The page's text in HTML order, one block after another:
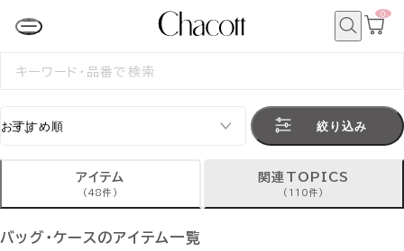
カ
0
検
絞り込み
アイテム
(48件)
関連TOPICS
(110件)
バッグ・ケースのアイテム一覧